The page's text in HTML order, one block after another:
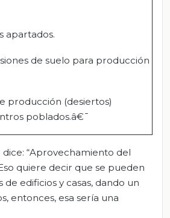
apartados.
de suelo para producción
producción (desiertos)
poblados.â€¯
“Aprovechamiento del
quiere decir que se pueden
de edificios y casas, dando un
entonces, esa sería una